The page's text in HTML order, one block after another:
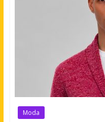
Moda